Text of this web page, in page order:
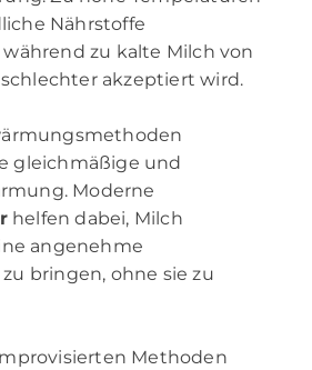
Nährstoffe
zu kalte Milch von
akzeptiert wird.
gleichmäßige und
Moderne
helfen dabei, Milch
angenehme
bringen, ohne sie zu
Methoden